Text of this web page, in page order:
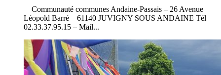
Communauté communes Andaine-Passais – 26 Avenue
Léopold Barré – 61140 JUVIGNY SOUS ANDAINE Tél
02.33.37.95.15 – Mail...